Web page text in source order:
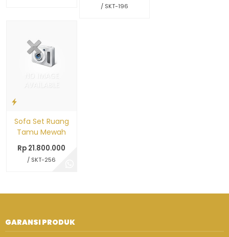
/ SKT-196
Sofa Set Ruang
Tamu Mewah
Rp 21.800.000
/ SKT-256
GARANSI PRODUK